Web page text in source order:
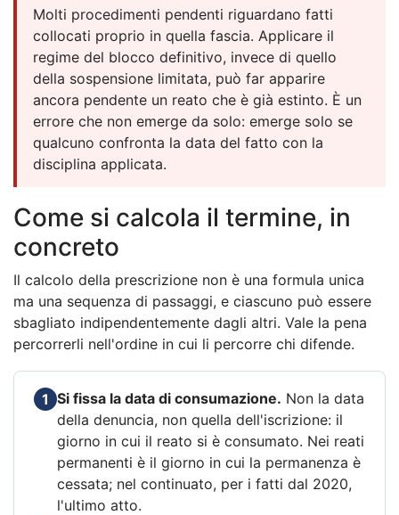
Molti procedimenti pendenti riguardano fatti
collocati proprio in quella fascia. Applicare il
regime del blocco definitivo, invece di quello
della sospensione limitata, può far apparire
ancora pendente un reato che è già estinto. È un
errore che non emerge da solo: emerge solo se
qualcuno confronta la data del fatto con la
disciplina applicata.
Come si calcola il termine, in
concreto
Il calcolo della prescrizione non è una formula unica
ma una sequenza di passaggi, e ciascuno può essere
sbagliato indipendentemente dagli altri. Vale la pena
percorrerli nell'ordine in cui li percorre chi difende.
1 Si fissa la data di consumazione. Non la data
della denuncia, non quella dell'iscrizione: il
giorno in cui il reato si è consumato. Nei reati
permanenti è il giorno in cui la permanenza è
cessata; nel continuato, per i fatti dal 2020,
l'ultimo atto.